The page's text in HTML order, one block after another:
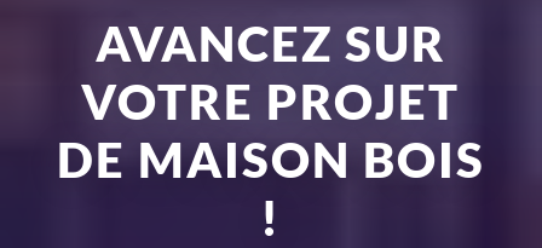
AVANCEZ SUR
VOTRE PROJET
DE MAISON BOIS
!